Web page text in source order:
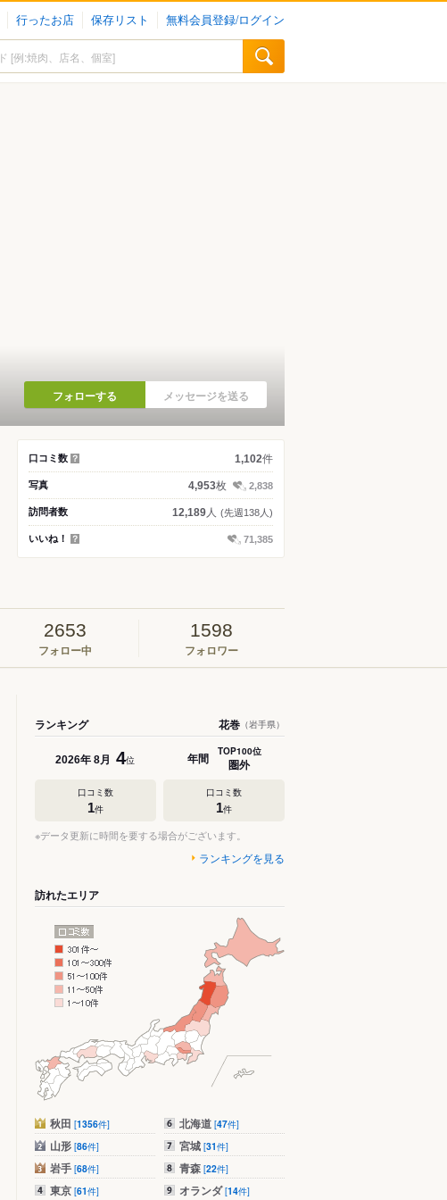
行ったお店 保存リスト 無料会員登録/ログイン
フォローする メッセージを送る
口コミ数 ？ 1,102件
写真 4,953枚 2,838
訪問者数 12,189人 (先週138人)
いいね！ ？ 71,385
2653
フォロー中
1598
フォロワー
ランキング 花巻 （岩手県）
2026年8月 4位
口コミ数
1件
年間 TOP100位
圏外
口コミ数
1件
※データ更新に時間を要する場合がございます。
ランキングを見る
訪れたエリア
秋田 [1356件]
山形 [86件]
岩手 [68件]
東京 [61件]
北海道 [47件]
宮城 [31件]
青森 [22件]
オランダ[14件]